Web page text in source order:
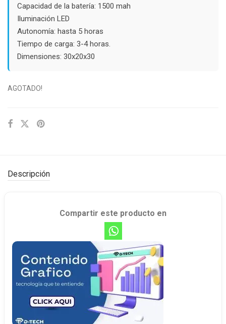
Capacidad de la batería: 1500 mah
Iluminación LED
Autonomía: hasta 5 horas
Tiempo de carga: 3-4 horas.
Dimensiones: 30x20x30
AGOTADO!
Descripción
Compartir este producto en